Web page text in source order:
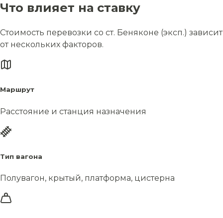
Что влияет на ставку
Стоимость перевозки со ст. Беняконе (эксп.) зависит
от нескольких факторов.
Маршрут
Расстояние и станция назначения
Тип вагона
Полувагон, крытый, платформа, цистерна